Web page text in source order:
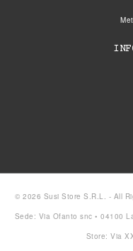
© 2026 Susi Store S.R.L. - All
Sede: Via Ofanto snc • 04100
Store: Via